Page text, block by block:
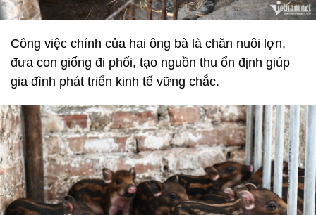
Công việc chính của hai ông bà là chăn nuôi lợn,
đưa con giống đi phối, tạo nguồn thu ổn định giúp
gia đình phát triển kinh tế vững chắc.